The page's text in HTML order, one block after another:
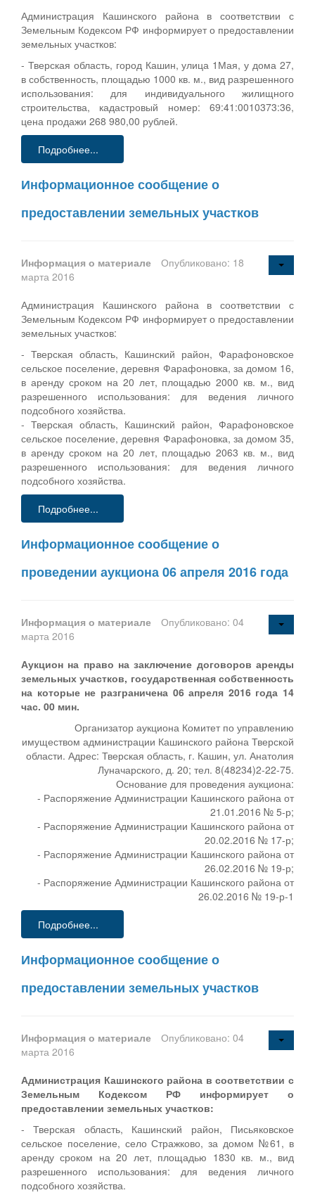
Администрация Кашинского района в соответствии с
Земельным Кодексом РФ информирует о предоставлении
земельных участков:
- Тверская область, город Кашин, улица 1Мая, у дома 27,
в собственность, площадью 1000 кв. м., вид разрешенного
использования: для индивидуального жилищного
строительства, кадастровый номер: 69:41:0010373:36,
цена продажи 268 980,00 рублей.
Подробнее...
Информационное сообщение о
предоставлении земельных участков
Информация о материале
Опубликовано: 18
марта 2016
Администрация Кашинского района в соответствии с
Земельным Кодексом РФ информирует о предоставлении
земельных участков:
- Тверская область, Кашинский район, Фарафоновское
сельское поселение, деревня Фарафоновка, за домом 16,
в аренду сроком на 20 лет, площадью 2000 кв. м., вид
разрешенного использования: для ведения личного
подсобного хозяйства.
- Тверская область, Кашинский район, Фарафоновское
сельское поселение, деревня Фарафоновка, за домом 35,
в аренду сроком на 20 лет, площадью 2063 кв. м., вид
разрешенного использования: для ведения личного
подсобного хозяйства.
Подробнее...
Информационное сообщение о
проведении аукциона 06 апреля 2016 года
Информация о материале
Опубликовано: 04
марта 2016
Аукцион на право на заключение договоров аренды
земельных участков, государственная собственность
на которые не разграничена 06 апреля 2016 года 14
час. 00 мин.
Организатор аукциона Комитет по управлению
имуществом администрации Кашинского района Тверской
области. Адрес: Тверская область, г. Кашин, ул. Анатолия
Луначарского, д. 20; тел. 8(48234)2-22-75.
Основание для проведения аукциона:
- Распоряжение Администрации Кашинского района от
21.01.2016 № 5-р;
- Распоряжение Администрации Кашинского района от
20.02.2016 № 17-р;
- Распоряжение Администрации Кашинского района от
26.02.2016 № 19-р;
- Распоряжение Администрации Кашинского района от
26.02.2016 № 19-р-1
Подробнее...
Информационное сообщение о
предоставлении земельных участков
Информация о материале
Опубликовано: 04
марта 2016
Администрация Кашинского района в соответствии с
Земельным Кодексом РФ информирует о
предоставлении земельных участков:
- Тверская область, Кашинский район, Письяковское
сельское поселение, село Стражково, за домом №61, в
аренду сроком на 20 лет, площадью 1830 кв. м., вид
разрешенного использования: для ведения личного
подсобного хозяйства.